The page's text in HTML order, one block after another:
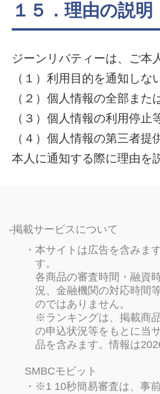
１５．理由の説明
ジーンリバティーは、ご本
（１）利用目的を通知しな
（２）個人情報の全部また
（３）個人情報の利用停止
（４）個人情報の第三者
本人に通知する際に理由を
掲載サービスについて
本サイトは広告を含みま
す。
各商品の審査時間・融資
況、金融機関の対応時間
のではありません。
※ランキングは、掲載商
の申込状況等をもとに当
品を含みます。情報は
SMBCモビット
※1 10秒簡易審査は、事